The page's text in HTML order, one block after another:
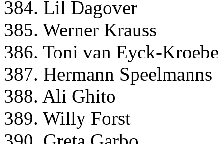
384. Lil Dagover
385. Werner Krauss
386. Toni van Eyck-
387. Hermann Speelmanns
388. Ali Ghito
389. Willy Forst